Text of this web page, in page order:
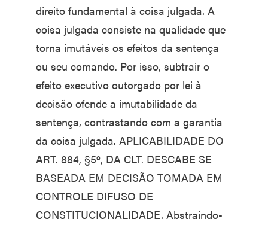
direito fundamental à coisa julgada. A
coisa julgada consiste na qualidade que
torna imutáveis os efeitos da sentença
ou seu comando. Por isso, subtrair o
efeito executivo outorgado por lei à
decisão ofende a imutabilidade da
sentença, contrastando com a garantia
da coisa julgada. APLICABILIDADE DO
ART. 884, §5º, DA CLT. DESCABE SE
BASEADA EM DECISÃO TOMADA EM
CONTROLE DIFUSO DE
CONSTITUCIONALIDADE. Abstraindo-